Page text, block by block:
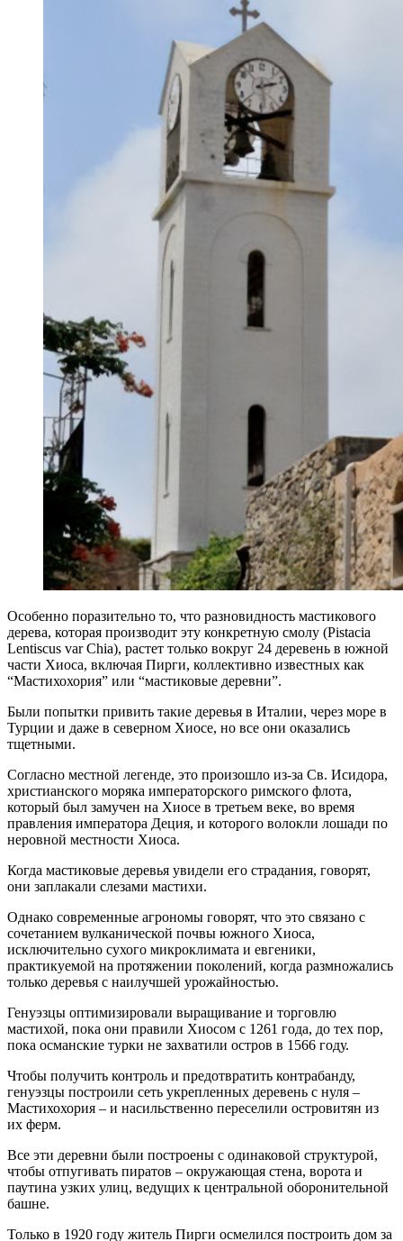
Особенно поразительно то, что разновидность мастикового
дерева, которая производит эту конкретную смолу (Pistacia
Lentiscus var Chia), растет только вокруг 24 деревень в южной
части Хиоса, включая Пирги, коллективно известных как
“Мастихохория” или “мастиковые деревни”.
Были попытки привить такие деревья в Италии, через море в
Турции и даже в северном Хиосе, но все они оказались
тщетными.
Согласно местной легенде, это произошло из-за Св. Исидора,
христианского моряка императорского римского флота,
который был замучен на Хиосе в третьем веке, во время
правления императора Деция, и которого волокли лошади по
неровной местности Хиоса.
Когда мастиковые деревья увидели его страдания, говорят,
они заплакали слезами мастихи.
Однако современные агрономы говорят, что это связано с
сочетанием вулканической почвы южного Хиоса,
исключительно сухого микроклимата и евгеники,
практикуемой на протяжении поколений, когда размножались
только деревья с наилучшей урожайностью.
Генуэзцы оптимизировали выращивание и торговлю
мастихой, пока они правили Хиосом с 1261 года, до тех пор,
пока османские турки не захватили остров в 1566 году.
Чтобы получить контроль и предотвратить контрабанду,
генуэзцы построили сеть укрепленных деревень с нуля –
Мастихохория – и насильственно переселили островитян из
их ферм.
Все эти деревни были построены с одинаковой структурой,
чтобы отпугивать пиратов – окружающая стена, ворота и
паутина узких улиц, ведущих к центральной оборонительной
башне.
Только в 1920 году житель Пирги осмелился построить дом за